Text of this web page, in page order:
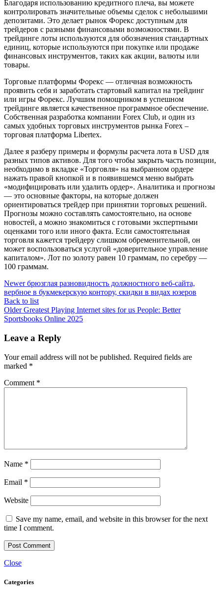
Благодаря использованию кредитного плеча, вы можете
контролировать значительные объемы сделок с небольшими
депозитами. Это делает рынок Форекс доступным для
трейдеров с разными финансовыми возможностями. В
трейдинге лоты используются для обозначения стандартных
единиц, которые используются при покупке или продаже
финансовых инструментов, таких как акции, валюты или
товары.
Торговые платформы Форекс — отличная возможность
проявить себя и заработать стартовый капитал на трейдинг
или игры Форекс. Лучшим помощником в успешном
трейдинге является качественное программное обеспечение.
Собственная разработка компании Forex Club, и один из
самых удобных торговых инструментов рынка Forex –
торговая платформа Libertex.
Далее я разберу примеры и формулы расчета лота в USD для
разных типов активов. Для того чтобы закрыть часть позиции,
необходимо в вкладке «Торговля» на выбранном ордере
нажать правой кнопкой и в появившемся меню выбрать
«модифицировать или удалить ордер». Аналитика и прогнозы
— это основные факторы, на которые должен
ориентироваться трейдер при принятии торговых решений.
Прогнозы можно составлять самостоятельно, на основе
новостей, а можно знакомиться с готовыми экспертными
оценками того или иного факта. Если самостоятельная
торговля кажется трейдеру слишком обременительной, он
может воспользоваться услугой «доверительное управление
капиталом». Лот по золоту равен 10 граммам, по серебру —
100 граммам.
Newer брюзглая разновидность должностного веб-сайта,
вербное в букмекерскую контору, скидки в видах юзеров
Back to list
Older Greatest Playing Internet sites for us People: Better
Sportsbooks Online 2025
Leave a Reply
Your email address will not be published. Required fields are
marked *
Comment *
Name *
Email *
Website
Save my name, email, and website in this browser for the next
time I comment.
Close
Categories